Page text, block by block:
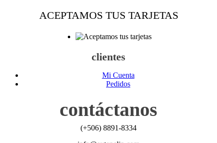
ACEPTAMOS TUS TARJETAS
clientes
Mi Cuenta
Pedidos
contáctanos
(+506) 8891-8334